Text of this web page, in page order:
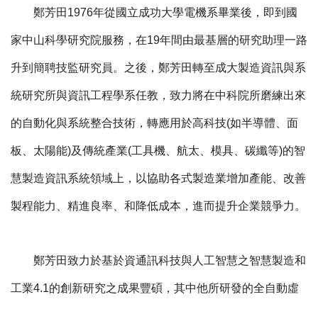
鄭芳田1976年從國立成功大學電機系畢業後，即到國
家中山科學研究院服務，在19年間由最基層的研究助理一路
升到簡聘技監研究員。之後，鄭芳田轉至成大製造資訊與系
統研究所與資訊工程學系任教，致力將在中科院所磨練出來
的自動化與系統整合技術，轉應用於高科技(如半導體、面
板、太陽能)及傳統產業(工具機、航太、模具、碳纖等)的智
慧製造資訊系統領域上，以協助各式製造業增加產能、改善
製程能力、精進良率、和降低成本，進而提升企業競爭力。
鄭芳田致力於基於資通訊科技與人工智慧之智慧製造和
工業4.1的創新研究之成果豐碩，其中他所研發的全自動虛